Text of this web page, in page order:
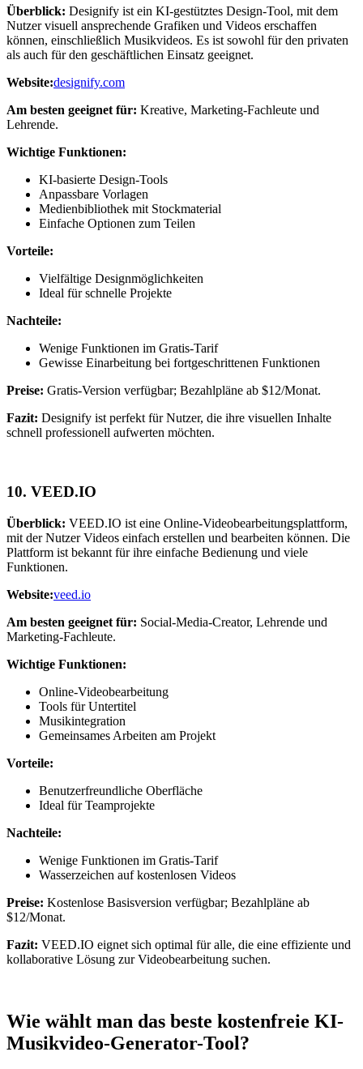
Überblick: Designify ist ein KI-gestütztes Design-Tool, mit dem
Nutzer visuell ansprechende Grafiken und Videos erschaffen
können, einschließlich Musikvideos. Es ist sowohl für den privaten
als auch für den geschäftlichen Einsatz geeignet.
Website:designify.com
Am besten geeignet für: Kreative, Marketing-Fachleute und
Lehrende.
Wichtige Funktionen:
KI-basierte Design-Tools
Anpassbare Vorlagen
Medienbibliothek mit Stockmaterial
Einfache Optionen zum Teilen
Vorteile:
Vielfältige Designmöglichkeiten
Ideal für schnelle Projekte
Nachteile:
Wenige Funktionen im Gratis-Tarif
Gewisse Einarbeitung bei fortgeschrittenen Funktionen
Preise: Gratis-Version verfügbar; Bezahlpläne ab $12/Monat.
Fazit: Designify ist perfekt für Nutzer, die ihre visuellen Inhalte
schnell professionell aufwerten möchten.
10. VEED.IO
Überblick: VEED.IO ist eine Online-Videobearbeitungsplattform,
mit der Nutzer Videos einfach erstellen und bearbeiten können. Die
Plattform ist bekannt für ihre einfache Bedienung und viele
Funktionen.
Website:veed.io
Am besten geeignet für: Social-Media-Creator, Lehrende und
Marketing-Fachleute.
Wichtige Funktionen:
Online-Videobearbeitung
Tools für Untertitel
Musikintegration
Gemeinsames Arbeiten am Projekt
Vorteile:
Benutzerfreundliche Oberfläche
Ideal für Teamprojekte
Nachteile:
Wenige Funktionen im Gratis-Tarif
Wasserzeichen auf kostenlosen Videos
Preise: Kostenlose Basisversion verfügbar; Bezahlpläne ab
$12/Monat.
Fazit: VEED.IO eignet sich optimal für alle, die eine effiziente und
kollaborative Lösung zur Videobearbeitung suchen.
Wie wählt man das beste kostenfreie KI-
Musikvideo-Generator-Tool?